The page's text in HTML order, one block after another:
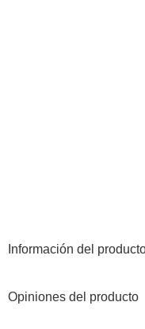
Información del
Opiniones del producto